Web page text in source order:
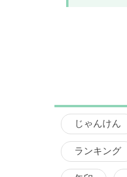
じゃんけん
ランキング